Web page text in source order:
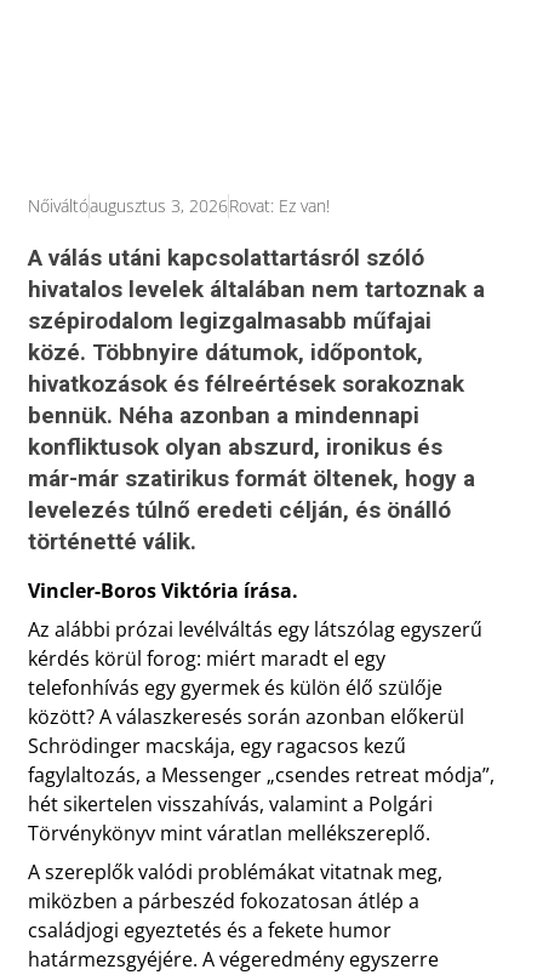
Nőiváltóaugusztus 3, 2026Rovat: Ez van!
A válás utáni kapcsolattartásról szóló
hivatalos levelek általában nem tartoznak a
szépirodalom legizgalmasabb műfajai
közé. Többnyire dátumok, időpontok,
hivatkozások és félreértések sorakoznak
bennük. Néha azonban a mindennapi
konfliktusok olyan abszurd, ironikus és
már-már szatirikus formát öltenek, hogy a
levelezés túlnő eredeti célján, és önálló
történetté válik.
Vincler-Boros Viktória írása.
Az alábbi prózai levélváltás egy látszólag egyszerű
kérdés körül forog: miért maradt el egy
telefonhívás egy gyermek és külön élő szülője
között? A válaszkeresés során azonban előkerül
Schrödinger macskája, egy ragacsos kezű
fagylaltozás, a Messenger „csendes retreat módja”,
hét sikertelen visszahívás, valamint a Polgári
Törvénykönyv mint váratlan mellékszereplő.
A szereplők valódi problémákat vitatnak meg,
miközben a párbeszéd fokozatosan átlép a
családjogi egyeztetés és a fekete humor
határmezsgyéjére. A végeredmény egyszerre